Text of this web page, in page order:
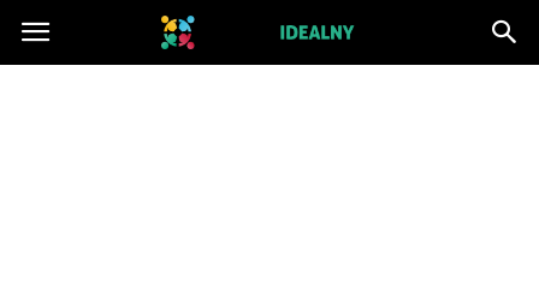
ZwiazekIdealny.pl